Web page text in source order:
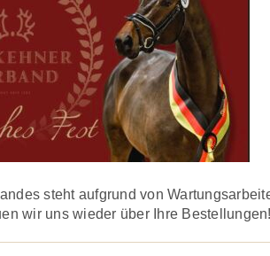
steht aufgrund von
wir uns wieder über Ihre Bestellungen!